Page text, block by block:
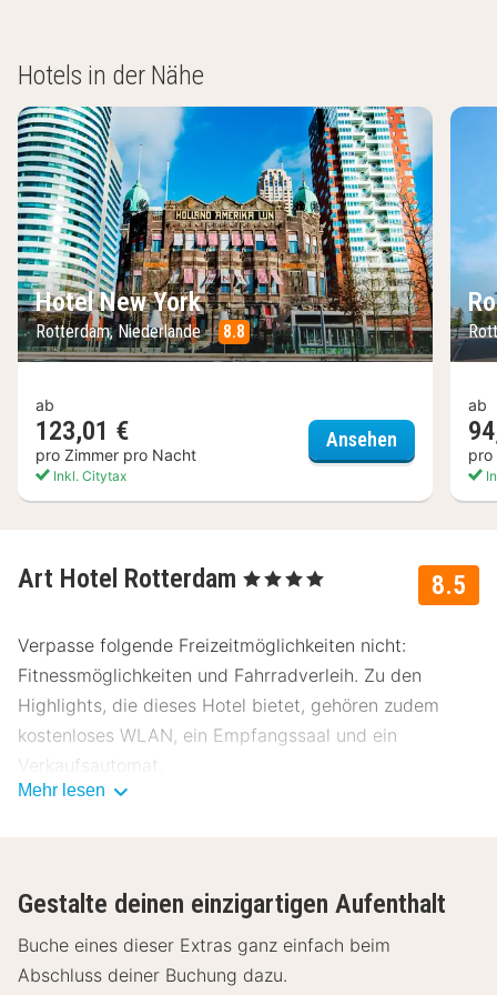
Hotels in der Nähe
Hotel New York
Rotterdam, Niederlande 8.8
ab
123,01 €
pro Zimmer pro Nacht
Inkl. Citytax
Ansehen Hotel New
ab
pro
8.5
Art Hotel Rotterdam , 4 Sterne
Verpasse folgende Freizeitmöglichkeiten nicht:
Fitnessmöglichkeiten und Fahrradverleih. Zu den
Highlights, die dieses Hotel bietet, gehören zudem
kostenloses WLAN, ein Empfangssaal und ein
Verkaufsautomat.
Zimmerservice (bitte Zeiten beachten). Ein
Frühstücksbuffet wird unter der Woche von 06:30 Uhr
bis 11:00 Uhr und am Wochenende von 07:00 Uhr bis
Mehr lesen
Gestalte deinen einzigartigen Aufenthalt
Buche eines dieser Extras ganz einfach beim
Abschluss deiner Buchung dazu.